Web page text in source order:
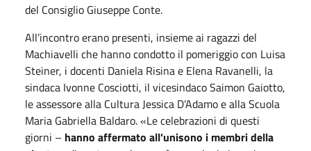
del Consiglio Giuseppe Conte.
All’incontro erano presenti, insieme ai ragazzi del
Machiavelli che hanno condotto il pomeriggio con Luisa
Steiner, i docenti Daniela Risina e Elena Ravanelli, la
sindaca Ivonne Cosciotti, il vicesindaco Saimon Gaiotto,
le assessore alla Cultura Jessica D’Adamo e alla Scuola
Maria Gabriella Baldaro. «Le celebrazioni di questi
giorni – hanno affermato all’unisono i membri della